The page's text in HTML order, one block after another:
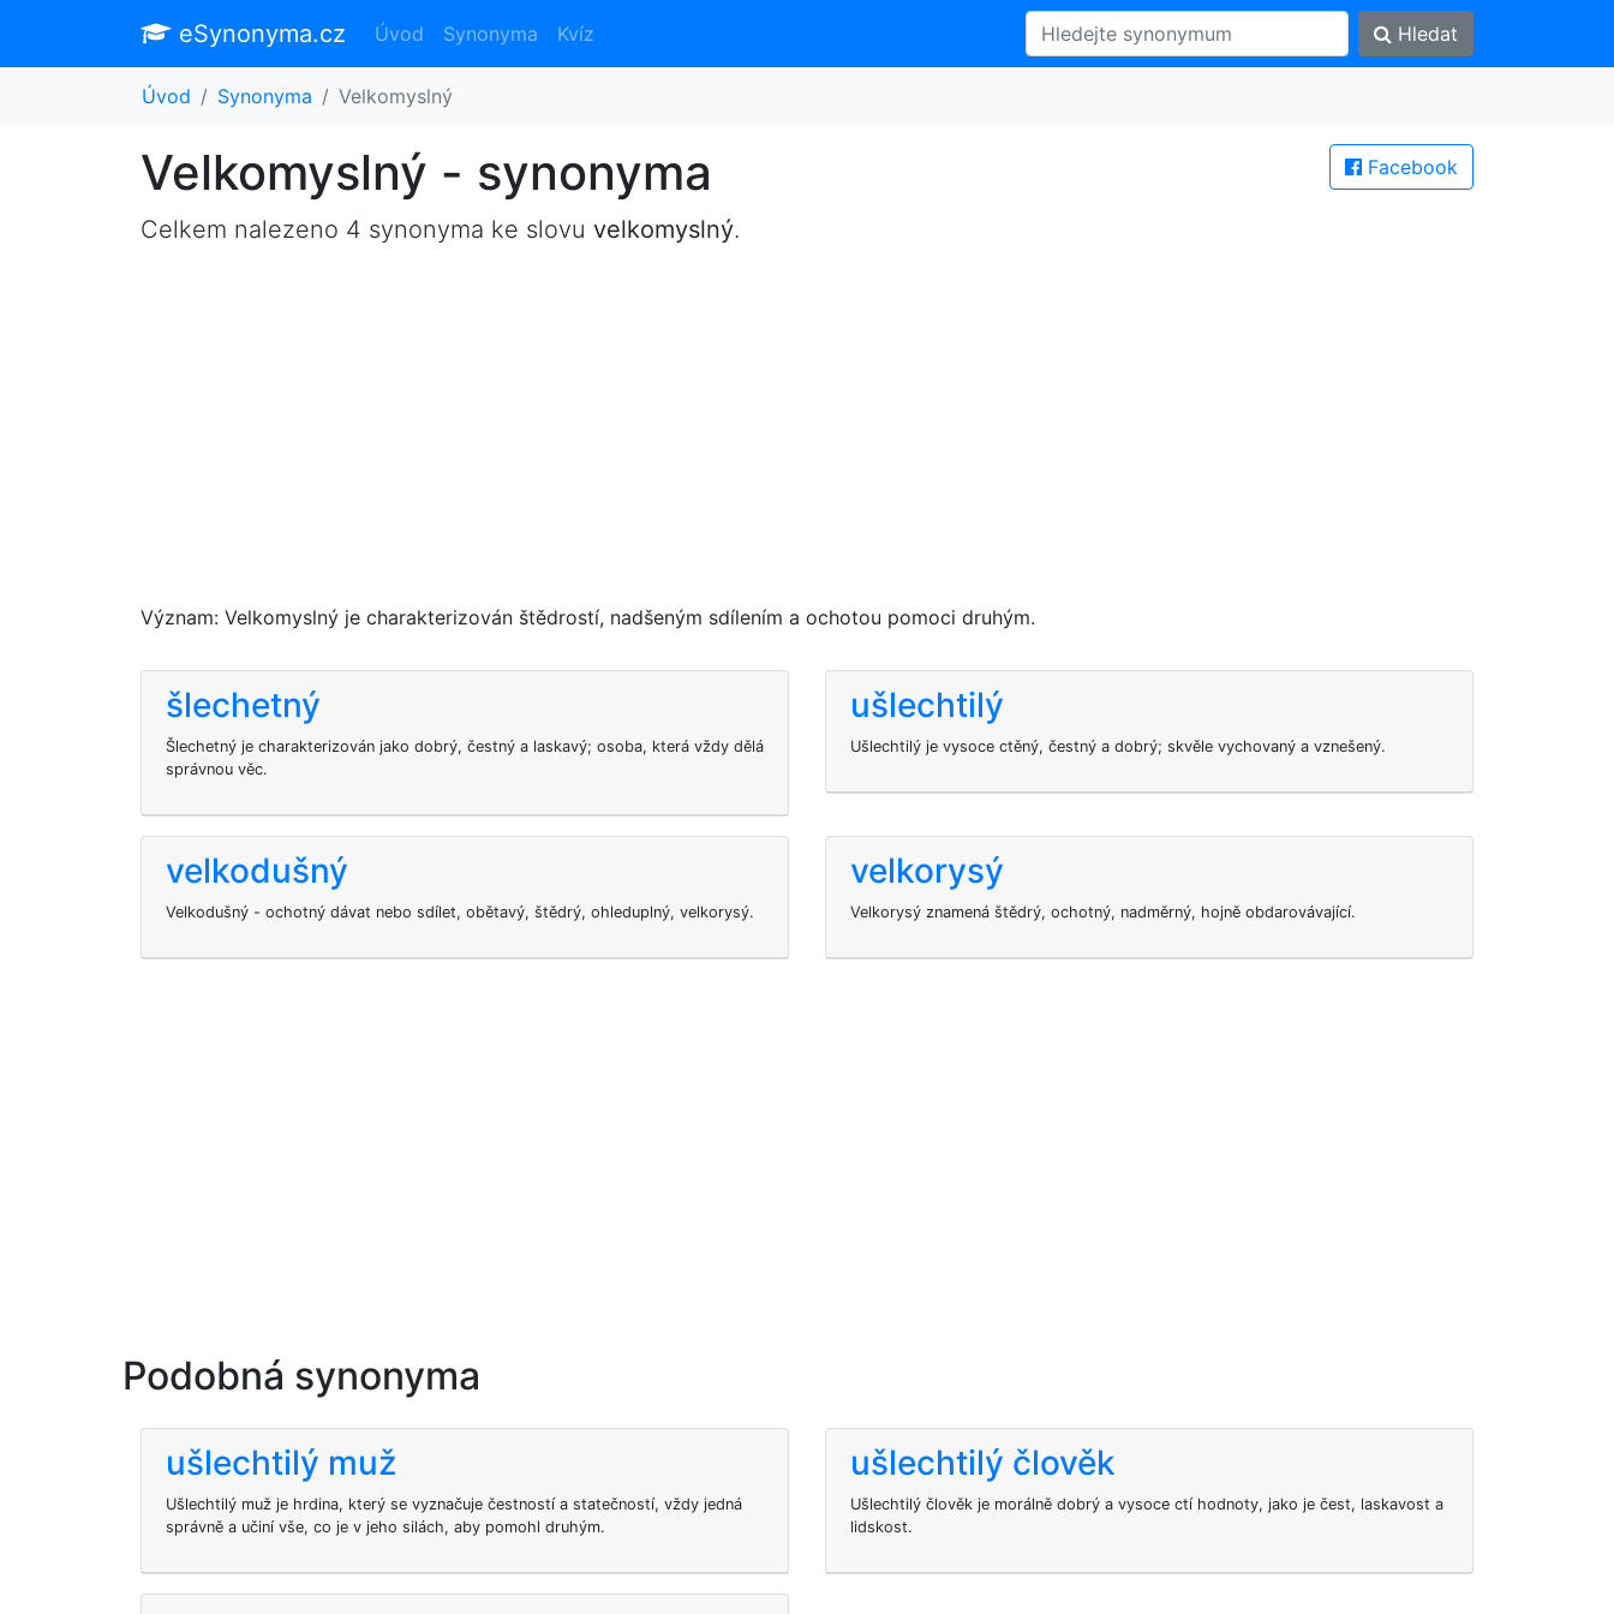
eSynonyma.cz Úvod Synonyma Kvíz Hledat
Úvod Synonyma Velkomyslný
Facebook
Velkomyslný - synonyma
Celkem nalezeno 4 synonyma ke slovu velkomyslný.
Význam: Velkomyslný je charakterizován štědrostí, nadšeným sdílením a ochotou pomoci druhým.
šlechetný
Šlechetný je charakterizován jako dobrý, čestný a laskavý; osoba, která vždy dělá
správnou věc.
ušlechtilý
Ušlechtilý je vysoce ctěný, čestný a dobrý; skvěle vychovaný a vznešený.
velkodušný
Velkodušný - ochotný dávat nebo sdílet, obětavý, štědrý, ohleduplný, velkorysý.
velkorysý
Velkorysý znamená štědrý, ochotný, nadměrný, hojně obdarovávající.
Podobná synonyma
ušlechtilý muž
Ušlechtilý muž je hrdina, který se vyznačuje čestností a statečností, vždy jedná
správně a učiní vše, co je v jeho silách, aby pomohl druhým.
ušlechtilý člověk
Ušlechtilý člověk je morálně dobrý a vysoce ctí hodnoty, jako je čest, laskavost a
lidskost.